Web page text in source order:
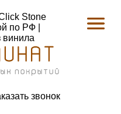
Stone
по РФ |
винила
звонок